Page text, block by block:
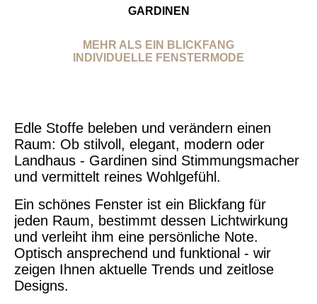
GARDINEN
MEHR ALS EIN BLICKFANG
INDIVIDUELLE FENSTERMODE
Edle Stoffe beleben und verändern einen
Raum: Ob stilvoll, elegant, modern oder
Landhaus - Gardinen sind Stimmungsmacher
und vermittelt reines Wohlgefühl.
Ein schönes Fenster ist ein Blickfang für
jeden Raum, bestimmt dessen Lichtwirkung
und verleiht ihm eine persönliche Note.
Optisch ansprechend und funktional - wir
zeigen Ihnen aktuelle Trends und zeitlose
Designs.